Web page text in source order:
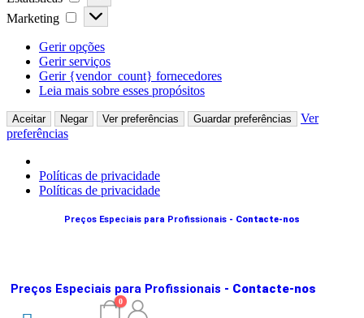
Marketing
Gerir opções
Gerir serviços
Gerir {vendor_count} fornecedores
Leia mais sobre esses propósitos
Aceitar Negar Ver preferências Guardar preferências
Ver
preferências
Políticas de privacidade
Políticas de privacidade
Preços Especiais para Profissionais - Contacte-nos
Preços Especiais para Profissionais - Contacte-nos
0